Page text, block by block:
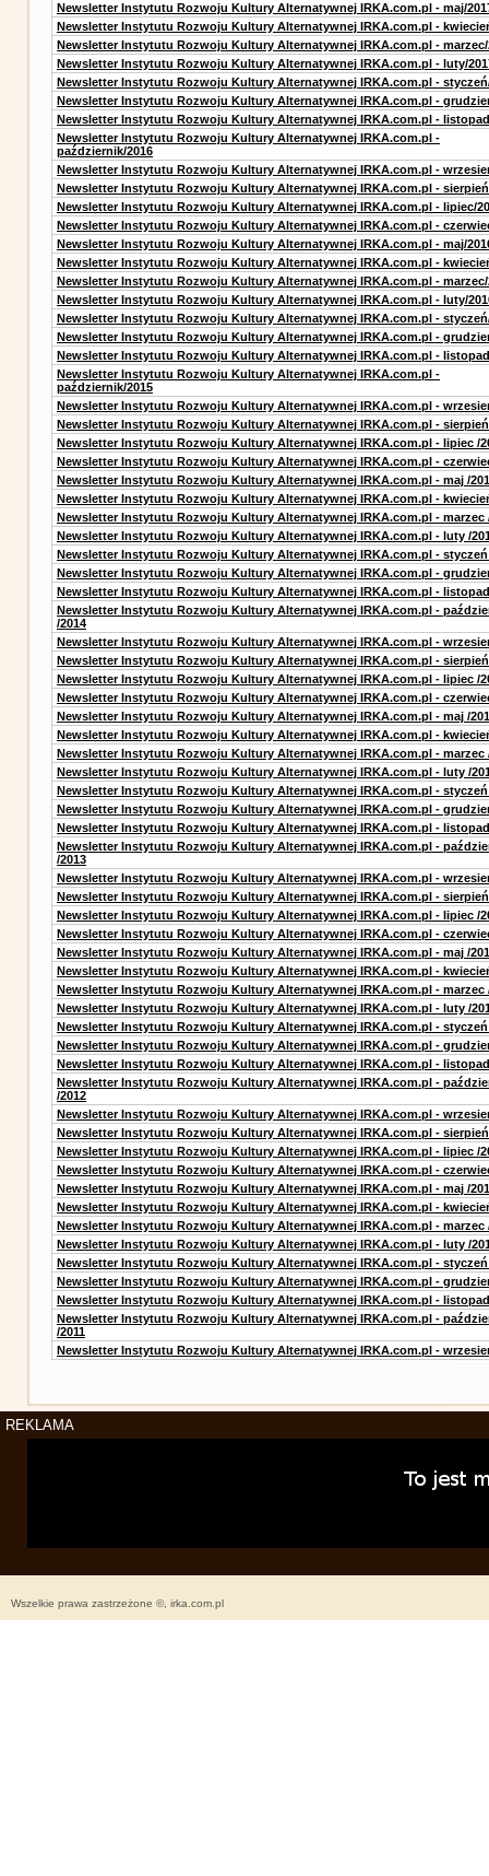
Newsletter Instytutu Rozwoju Kultury Alternatywnej IRKA.com.pl - maj/
Newsletter Instytutu Rozwoju Kultury Alternatywnej IRKA.com.pl -
Newsletter Instytutu Rozwoju Kultury Alternatywnej IRKA.com.pl - marzec/
Newsletter Instytutu Rozwoju Kultury Alternatywnej IRKA.com.pl - luty/
Newsletter Instytutu Rozwoju Kultury Alternatywnej IRKA.com.pl -
Newsletter Instytutu Rozwoju Kultury Alternatywnej IRKA.com.pl -
Newsletter Instytutu Rozwoju Kultury Alternatywnej IRKA.com.pl -
Newsletter Instytutu Rozwoju Kultury Alternatywnej IRKA.com.pl -
październik/2016
Newsletter Instytutu Rozwoju Kultury Alternatywnej IRKA.com.pl -
Newsletter Instytutu Rozwoju Kultury Alternatywnej IRKA.com.pl -
Newsletter Instytutu Rozwoju Kultury Alternatywnej IRKA.com.pl - lipiec/
Newsletter Instytutu Rozwoju Kultury Alternatywnej IRKA.com.pl -
Newsletter Instytutu Rozwoju Kultury Alternatywnej IRKA.com.pl - maj/
Newsletter Instytutu Rozwoju Kultury Alternatywnej IRKA.com.pl -
Newsletter Instytutu Rozwoju Kultury Alternatywnej IRKA.com.pl - marzec/
Newsletter Instytutu Rozwoju Kultury Alternatywnej IRKA.com.pl - luty/
Newsletter Instytutu Rozwoju Kultury Alternatywnej IRKA.com.pl -
Newsletter Instytutu Rozwoju Kultury Alternatywnej IRKA.com.pl -
Newsletter Instytutu Rozwoju Kultury Alternatywnej IRKA.com.pl -
Newsletter Instytutu Rozwoju Kultury Alternatywnej IRKA.com.pl -
październik/2015
Newsletter Instytutu Rozwoju Kultury Alternatywnej IRKA.com.pl -
Newsletter Instytutu Rozwoju Kultury Alternatywnej IRKA.com.pl -
Newsletter Instytutu Rozwoju Kultury Alternatywnej IRKA.com.pl - lipiec /
Newsletter Instytutu Rozwoju Kultury Alternatywnej IRKA.com.pl -
Newsletter Instytutu Rozwoju Kultury Alternatywnej IRKA.com.pl - maj /
Newsletter Instytutu Rozwoju Kultury Alternatywnej IRKA.com.pl -
Newsletter Instytutu Rozwoju Kultury Alternatywnej IRKA.com.pl - marzec
Newsletter Instytutu Rozwoju Kultury Alternatywnej IRKA.com.pl - luty /
Newsletter Instytutu Rozwoju Kultury Alternatywnej IRKA.com.pl - styczeń
Newsletter Instytutu Rozwoju Kultury Alternatywnej IRKA.com.pl -
Newsletter Instytutu Rozwoju Kultury Alternatywnej IRKA.com.pl - listopad
Newsletter Instytutu Rozwoju Kultury Alternatywnej IRKA.com.pl -
/2014
Newsletter Instytutu Rozwoju Kultury Alternatywnej IRKA.com.pl -
Newsletter Instytutu Rozwoju Kultury Alternatywnej IRKA.com.pl - sierpień
Newsletter Instytutu Rozwoju Kultury Alternatywnej IRKA.com.pl - lipiec /
Newsletter Instytutu Rozwoju Kultury Alternatywnej IRKA.com.pl -
Newsletter Instytutu Rozwoju Kultury Alternatywnej IRKA.com.pl - maj /
Newsletter Instytutu Rozwoju Kultury Alternatywnej IRKA.com.pl -
Newsletter Instytutu Rozwoju Kultury Alternatywnej IRKA.com.pl - marzec
Newsletter Instytutu Rozwoju Kultury Alternatywnej IRKA.com.pl - luty /
Newsletter Instytutu Rozwoju Kultury Alternatywnej IRKA.com.pl - styczeń
Newsletter Instytutu Rozwoju Kultury Alternatywnej IRKA.com.pl -
Newsletter Instytutu Rozwoju Kultury Alternatywnej IRKA.com.pl - listopad
Newsletter Instytutu Rozwoju Kultury Alternatywnej IRKA.com.pl -
/2013
Newsletter Instytutu Rozwoju Kultury Alternatywnej IRKA.com.pl -
Newsletter Instytutu Rozwoju Kultury Alternatywnej IRKA.com.pl - sierpień
Newsletter Instytutu Rozwoju Kultury Alternatywnej IRKA.com.pl - lipiec /
Newsletter Instytutu Rozwoju Kultury Alternatywnej IRKA.com.pl -
Newsletter Instytutu Rozwoju Kultury Alternatywnej IRKA.com.pl - maj /
Newsletter Instytutu Rozwoju Kultury Alternatywnej IRKA.com.pl -
Newsletter Instytutu Rozwoju Kultury Alternatywnej IRKA.com.pl - marzec
Newsletter Instytutu Rozwoju Kultury Alternatywnej IRKA.com.pl - luty /
Newsletter Instytutu Rozwoju Kultury Alternatywnej IRKA.com.pl - styczeń
Newsletter Instytutu Rozwoju Kultury Alternatywnej IRKA.com.pl -
Newsletter Instytutu Rozwoju Kultury Alternatywnej IRKA.com.pl - listopad
Newsletter Instytutu Rozwoju Kultury Alternatywnej IRKA.com.pl -
/2012
Newsletter Instytutu Rozwoju Kultury Alternatywnej IRKA.com.pl -
Newsletter Instytutu Rozwoju Kultury Alternatywnej IRKA.com.pl - sierpień
Newsletter Instytutu Rozwoju Kultury Alternatywnej IRKA.com.pl - lipiec /
Newsletter Instytutu Rozwoju Kultury Alternatywnej IRKA.com.pl -
Newsletter Instytutu Rozwoju Kultury Alternatywnej IRKA.com.pl - maj /
Newsletter Instytutu Rozwoju Kultury Alternatywnej IRKA.com.pl -
Newsletter Instytutu Rozwoju Kultury Alternatywnej IRKA.com.pl - marzec
Newsletter Instytutu Rozwoju Kultury Alternatywnej IRKA.com.pl - luty /
Newsletter Instytutu Rozwoju Kultury Alternatywnej IRKA.com.pl - styczeń
Newsletter Instytutu Rozwoju Kultury Alternatywnej IRKA.com.pl -
Newsletter Instytutu Rozwoju Kultury Alternatywnej IRKA.com.pl - listopad
Newsletter Instytutu Rozwoju Kultury Alternatywnej IRKA.com.pl -
/2011
Newsletter Instytutu Rozwoju Kultury Alternatywnej IRKA.com.pl -
REKLAMA
Wszelkie prawa zastrzeżone ©, irka.com.pl